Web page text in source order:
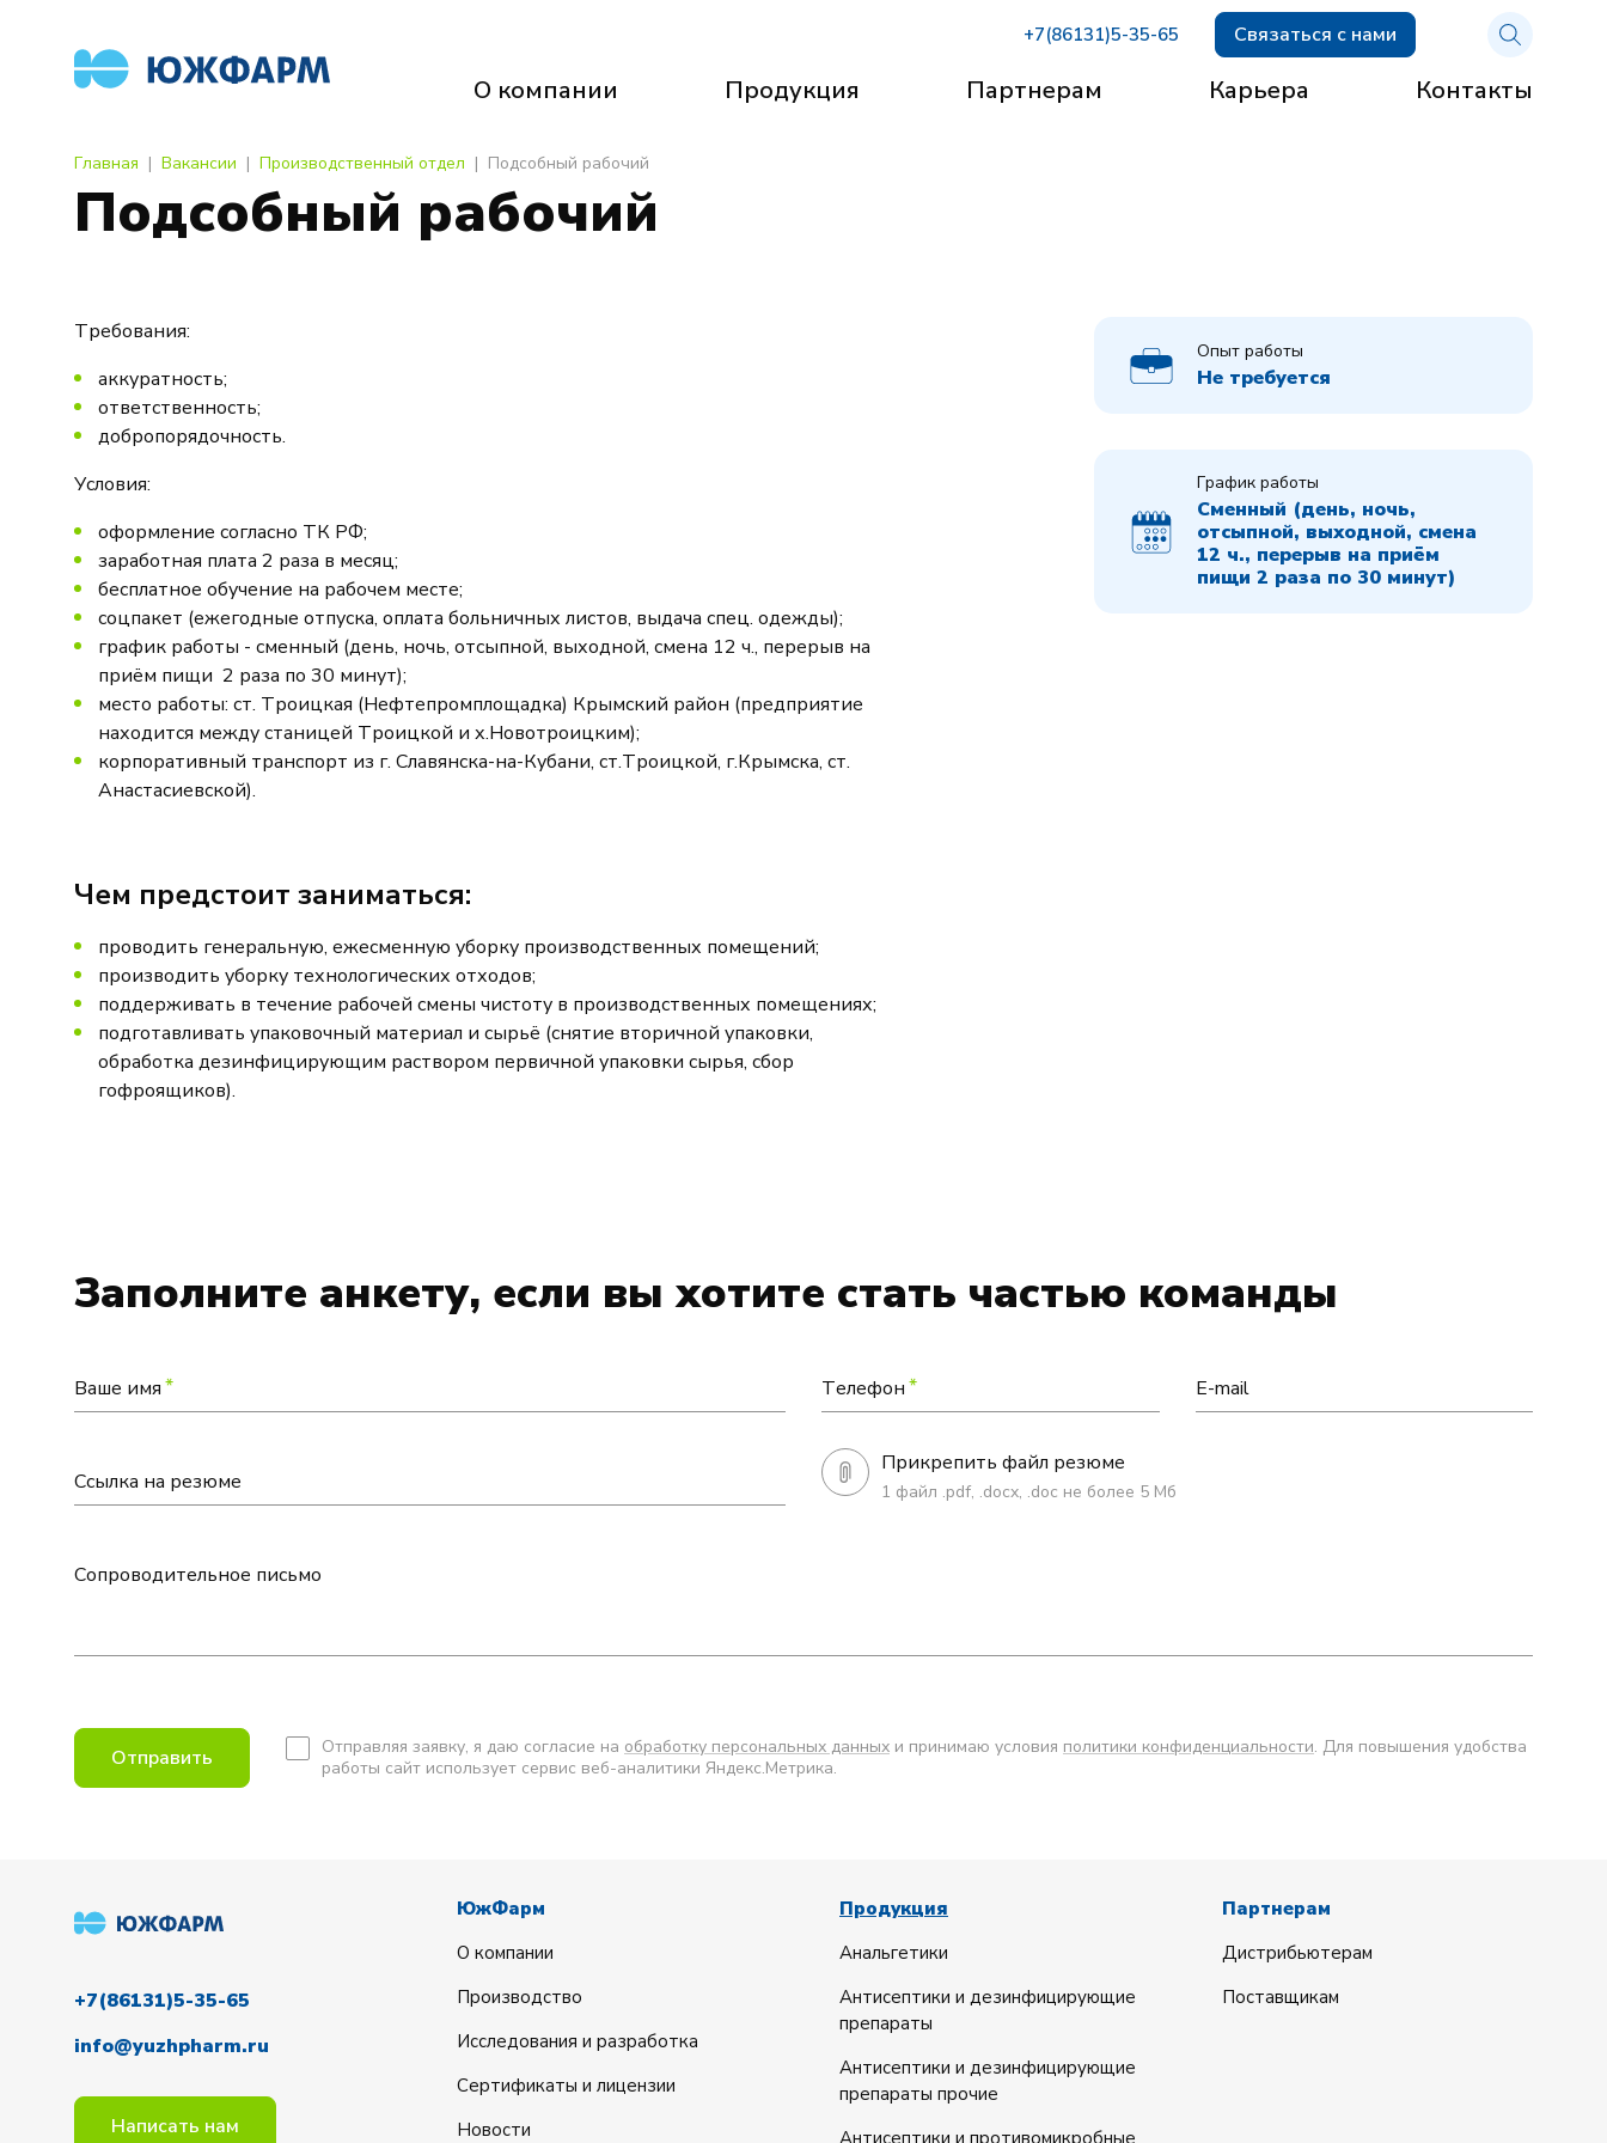
+7(86131)5-35-65 Связаться с нами
О компании Продукция Партнерам Карьера Контакты
Главная Вакансии Производственный отдел Подсобный рабочий
Подсобный рабочий
Требования:
аккуратность;
ответственность;
добропорядочность.
Условия:
оформление согласно ТК РФ;
заработная плата 2 раза в месяц;
бесплатное обучение на рабочем месте;
соцпакет (ежегодные отпуска, оплата больничных листов, выдача спец. одежды);
график работы - сменный (день, ночь, отсыпной, выходной, смена 12 ч., перерыв на
приём пищи 2 раза по 30 минут);
место работы: ст. Троицкая (Нефтепромплощадка) Крымский район (предприятие
находится между станицей Троицкой и х.Новотроицким);
корпоративный транспорт из г. Славянска-на-Кубани, ст.Троицкой, г.Крымска, ст.
Анастасиевской).
Чем предстоит заниматься:
проводить генеральную, ежесменную уборку производственных помещений;
производить уборку технологических отходов;
поддерживать в течение рабочей смены чистоту в производственных помещениях;
подготавливать упаковочный материал и сырьё (снятие вторичной упаковки,
обработка дезинфицирующим раствором первичной упаковки сырья, сбор
гофроящиков).
Опыт работы
Не требуется
График работы
Сменный (день, ночь,
отсыпной, выходной, смена
12 ч., перерыв на приём
пищи 2 раза по 30 минут)
Заполните анкету, если вы хотите стать частью команды
Ваше имя* Телефон* E-mail
Ссылка на резюме
Прикрепить файл резюме
1 файл .pdf, .docx, .doc не более 5 Мб
Сопроводительное письмо
Отправляя заявку, я даю согласие на обработку персональных данных и принимаю условия политики конфиденциальности. Для повышения удобства
работы сайт использует сервис веб-аналитики Яндекс.Метрика.
Отправить
+7(86131)5-35-65
info@yuzhpharm.ru
Написать нам
ЮжФарм
О компании
Производство
Исследования и разработка
Сертификаты и лицензии
Новости
Продукция
Анальгетики
Антисептики и дезинфицирующие
препараты
Антисептики и дезинфицирующие
препараты прочие
Антисептики и противомикробные
Партнерам
Дистрибьютерам
Поставщикам